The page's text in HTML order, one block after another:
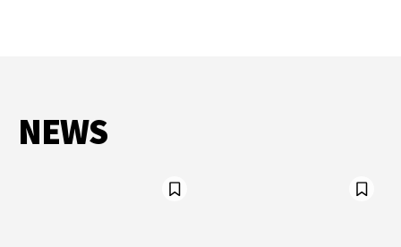
NEWS